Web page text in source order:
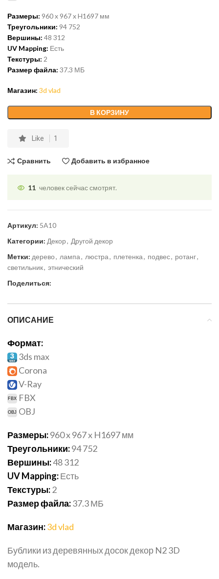
Размеры: 960 x 967 x H1697 мм
Треугольники: 94 752
Вершины: 48 312
UV Mapping: Есть
Текстуры: 2
Размер файла: 37.3 МБ
Магазин: 3d vlad
В КОРЗИНУ
Like 1
Сравнить Добавить в избранное
11 человек сейчас смотрят.
Артикул: 5A10
Категории: Декор, Другой декор
Метки: дерево, лампа, люстра, плетенка, подвес, ротанг,
светильник, этнический
Поделиться:
ОПИСАНИЕ
Формат:
3ds max
Corona
V-Ray
FBX
OBJ
Размеры:960 x 967 x H1697мм
Треугольники:94 752
Вершины:48 312
UV Mapping:Есть
Текстуры:2
Размер файла:37.3МБ
Магазин:3d vlad
Бублики из деревянных досок декор N2 3D
модель.